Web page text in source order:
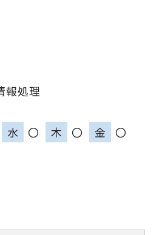
報処理
水 〇 木 〇 金
〇